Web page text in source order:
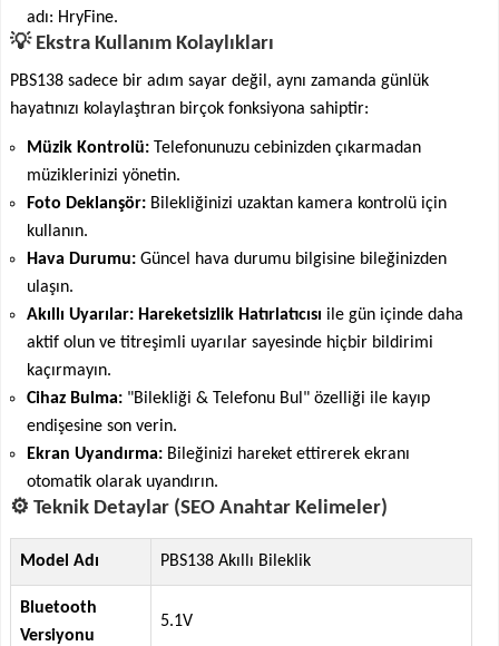
adı: HryFine.
💡 Ekstra Kullanım Kolaylıkları
PBS138 sadece bir adım sayar değil, aynı zamanda günlük
hayatınızı kolaylaştıran birçok fonksiyona sahiptir:
Müzik Kontrolü: Telefonunuzu cebinizden çıkarmadan
müziklerinizi yönetin.
Foto Deklanşör: Bilekliğinizi uzaktan kamera kontrolü için
kullanın.
Hava Durumu: Güncel hava durumu bilgisine bileğinizden
ulaşın.
Akıllı Uyarılar: Hareketsizlik Hatırlatıcısı ile gün içinde daha
aktif olun ve titreşimli uyarılar sayesinde hiçbir bildirimi
kaçırmayın.
Cihaz Bulma: "Bilekliği & Telefonu Bul" özelliği ile kayıp
endişesine son verin.
Ekran Uyandırma: Bileğinizi hareket ettirerek ekranı
otomatik olarak uyandırın.
⚙️ Teknik Detaylar (SEO Anahtar Kelimeler)
Model Adı PBS138 Akıllı Bileklik
Bluetooth
Versiyonu
5.1V